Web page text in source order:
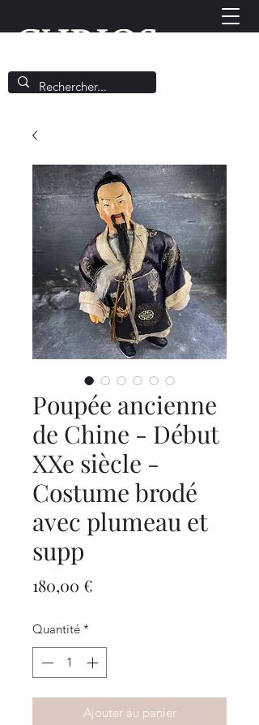
Poupée ancienne
de Chine - Début
XXe siècle -
Costume brodé
avec plumeau et
supp
180,00 €
Quantité *
Ajouter au panier